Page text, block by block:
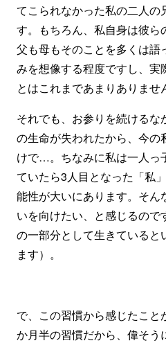
てこられなかった私の二人の
す。もちろん、私自身は彼ら
父も母もそのことを多くは語
みを想像する程度ですし、実
とはこれまであまりありませ
それでも、お参りを続けるな
の生命が失われたから、今の
けで…。ちなみに私は一人っ
ていたら3人目となった「私
能性が大いにあります。そん
いを向けたい、と感じるの
の一部分として生きていると
ます）。
で、この習慣から感じたこと
か月半の習慣だから、偉そ